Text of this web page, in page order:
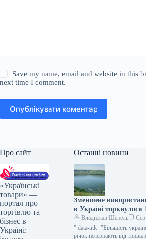
Save my name, email and website in this
next time I comment.
Опублікувати коментар
Про сайт
«Українські
товари» —
портал про
торгівлю та
бізнес в
Україні:
Останні новини
Зменшене
в Україні торкнулося
споживачів —
Владислав Шепель
Сер
” data-title=”Більшість
річок потерпають від